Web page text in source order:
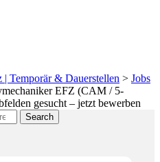
| Temporär & Dauerstellen > Jobs
EFZ (CAM / 5-
gesucht – jetzt bewerben
Search